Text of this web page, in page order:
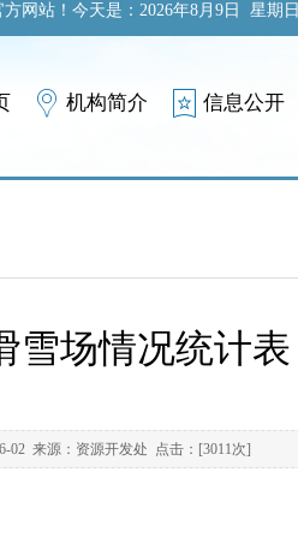
网站！今天是： 2026年8月9日 星期日
机构简介 信息公开
雪场情况统计表
02 来源：资源开发处 点击：[3011次]